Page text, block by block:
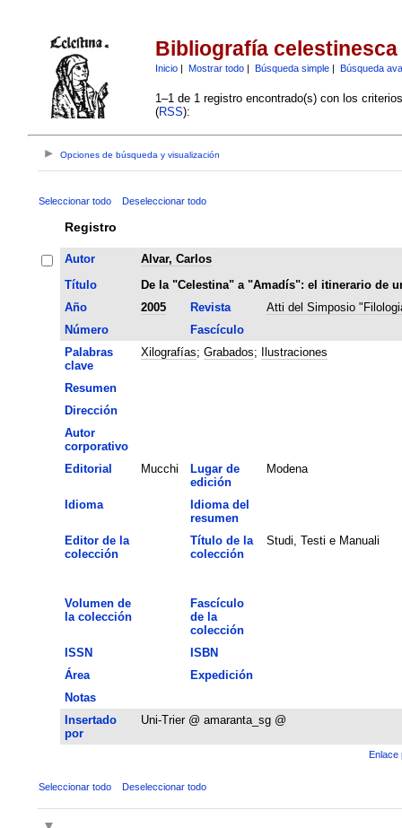
Bibliografía celestinesca
Inicio| Mostrar todo| Búsqueda simple| Búsqueda
1–1 de 1 registro encontrado(s) con los
(RSS):
Opciones de búsqueda y visualización
Seleccionar todo Deseleccionar todo
Registro
Autor
Alvar, Carlos
Título
De la "Celestina" a "Amadís": el itinerario de
Año
2005 Revista
Atti del Simposio
Número
Fascículo
Palabras
clave
Xilografías; Grabados; Ilustraciones
Resumen
Dirección
Autor
corporativo
Editorial
Mucchi
Lugar de
edición
Modena
Idioma
Idioma del
resumen
Editor de la
colección
Título de la
colección
Studi, Testi e Manuali
Volumen de
la colección
Fascículo
de la
colección
ISSN
ISBN
Área
Expedición
Notas
Insertado
por
Uni-Trier @ amaranta_sg @
Enlace
Seleccionar todo Deseleccionar todo